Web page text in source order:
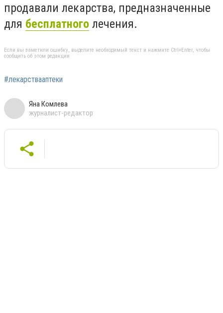
продавали лекарства, предназначенные
для бесплатного лечения.
Если вы заметили ошибку, выделите необходимый текст и нажмите Ctrl+Enter, чтобы
сообщить об этом редакции
#лекарствааптеки
Яна Комлева
журналист-редактор